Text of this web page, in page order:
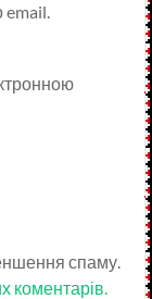
email.
спаму.
коментарів.